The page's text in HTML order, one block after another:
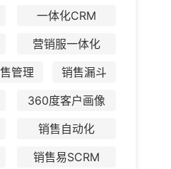
一体化CRM
营销服一体化
管理
销售漏斗
360度客户画像
销售自动化
销售易SCRM